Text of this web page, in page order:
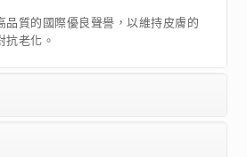
品質的國際優良聲譽，以維持皮膚的
抗老化。